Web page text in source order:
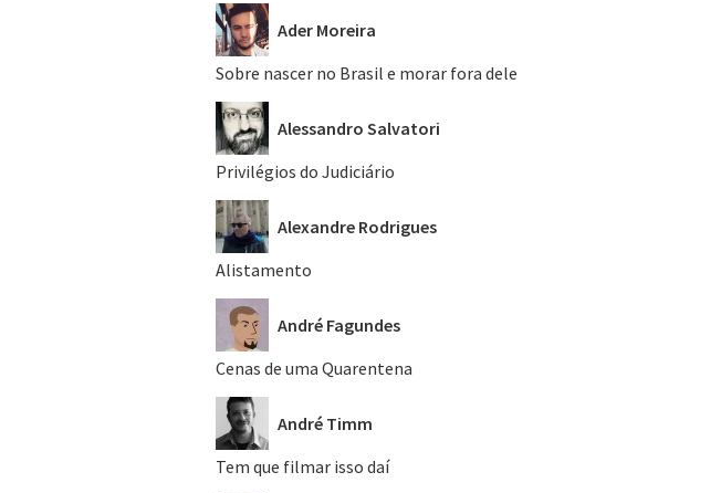
Ader Moreira
Sobre nascer no Brasil e morar fora dele
Alessandro Salvatori
Privilégios do Judiciário
Alexandre Rodrigues
Alistamento
André Fagundes
Cenas de uma Quarentena
André Timm
Tem que filmar isso daí